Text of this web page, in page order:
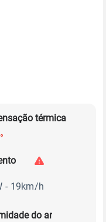
térmica
do ar
- 19km/h